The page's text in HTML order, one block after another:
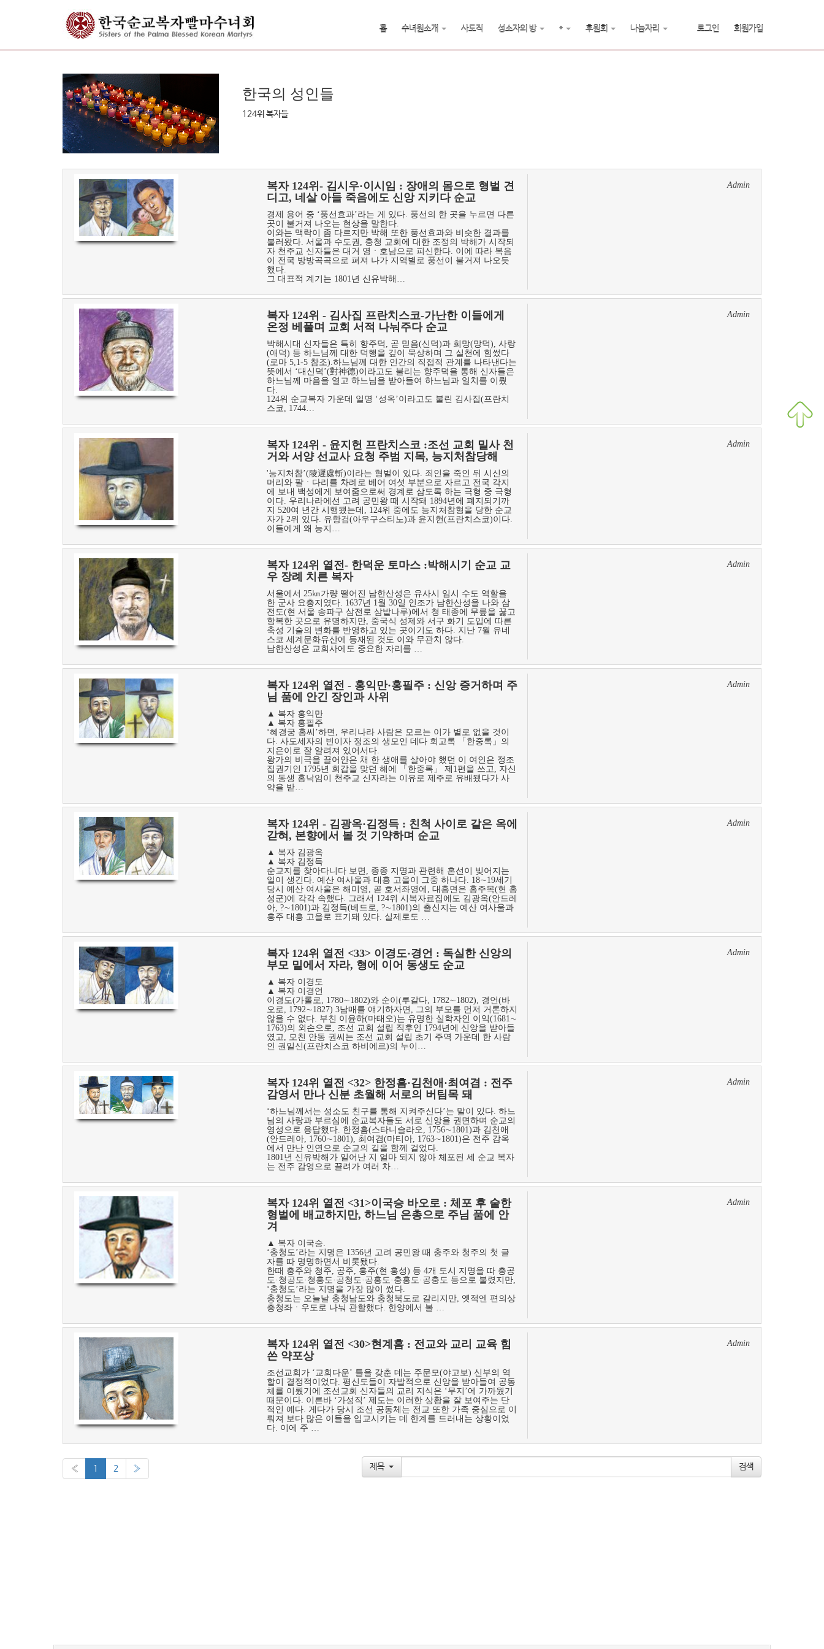
홈 수녀원소개 사도직 성소자의 방 * 후원회 나눔자리 로그인 회원가입
한국의 성인들
124위 복자들
복자 124위- 김시우·이시임 : 장애의 몸으로 형벌 견
디고, 네살 아들 죽음에도 신앙 지키다 순교
경제 용어 중 ‘풍선효과’라는 게 있다. 풍선의 한 곳을 누르면 다른
곳이 불거져 나오는 현상을 말한다.
이와는 맥락이 좀 다르지만 박해 또한 풍선효과와 비슷한 결과를
불러왔다. 서울과 수도권, 충청 교회에 대한 조정의 박해가 시작되
자 천주교 신자들은 대거 영ㆍ호남으로 피신한다. 이에 따라 복음
이 전국 방방곡곡으로 퍼져 나가 지역별로 풍선이 불거져 나오듯
했다.
그 대표적 계기는 1801년 신유박해…
Admin
복자 124위 - 김사집 프란치스코-가난한 이들에게
온정 베풀며 교회 서적 나눠주다 순교
박해시대 신자들은 특히 향주덕, 곧 믿음(신덕)과 희망(망덕), 사랑
(애덕) 등 하느님께 대한 덕행을 깊이 묵상하며 그 실천에 힘썼다
(로마 5,1-5 참조).하느님께 대한 인간의 직접적 관계를 나타낸다는
뜻에서 ‘대신덕’(對神德)이라고도 불리는 향주덕을 통해 신자들은
하느님께 마음을 열고 하느님을 받아들여 하느님과 일치를 이뤘
다.
124위 순교복자 가운데 일명 ‘성옥’이라고도 불린 김사집(프란치
스코, 1744…
Admin
복자 124위 - 윤지헌 프란치스코 :조선 교회 밀사 천
거와 서양 선교사 요청 주범 지목, 능지처참당해
'능지처참’(陵遲處斬)이라는 형벌이 있다. 죄인을 죽인 뒤 시신의
머리와 팔ㆍ다리를 차례로 베어 여섯 부분으로 자르고 전국 각지
에 보내 백성에게 보여줌으로써 경계로 삼도록 하는 극형 중 극형
이다. 우리나라에선 고려 공민왕 때 시작돼 1894년에 폐지되기까
지 520여 년간 시행됐는데, 124위 중에도 능지처참형을 당한 순교
자가 2위 있다. 유항검(아우구스티노)과 윤지헌(프란치스코)이다.
이들에게 왜 능지…
Admin
복자 124위 열전- 한덕운 토마스 :박해시기 순교 교
우 장례 치른 복자
서울에서 25㎞가량 떨어진 남한산성은 유사시 임시 수도 역할을
한 군사 요충지였다. 1637년 1월 30일 인조가 남한산성을 나와 삼
전도(현 서울 송파구 삼전로 삼밭나루)에서 청 태종에 무릎을 꿇고
항복한 곳으로 유명하지만, 중국식 성제와 서구 화기 도입에 따른
축성 기술의 변화를 반영하고 있는 곳이기도 하다. 지난 7월 유네
스코 세계문화유산에 등재된 것도 이와 무관치 않다.
남한산성은 교회사에도 중요한 자리를 …
Admin
복자 124위 열전 - 홍익만·홍필주 : 신앙 증거하며 주
님 품에 안긴 장인과 사위
▲ 복자 홍익만
▲ 복자 홍필주
‘혜경궁 홍씨’하면, 우리나라 사람은 모르는 이가 별로 없을 것이
다. 사도세자의 빈이자 정조의 생모인 데다 회고록 「한중록」의
지은이로 잘 알려져 있어서다.
왕가의 비극을 끌어안은 채 한 생애를 살아야 했던 이 여인은 정조
집권기인 1795년 회갑을 맞던 해에 「한중록」 제1편을 쓰고, 자신
의 동생 홍낙임이 천주교 신자라는 이유로 제주로 유배됐다가 사
약을 받…
Admin
복자 124위 - 김광옥·김정득 : 친척 사이로 같은 옥에
갇혀, 본향에서 볼 것 기약하며 순교
▲ 복자 김광옥
▲ 복자 김정득
순교지를 찾아다니다 보면, 종종 지명과 관련해 혼선이 빚어지는
일이 생긴다. 예산 여사울과 대흥 고을이 그중 하나다. 18∼19세기
당시 예산 여사울은 해미영, 곧 호서좌영에, 대흥면은 홍주목(현 홍
성군)에 각각 속했다. 그래서 124위 시복자료집에도 김광옥(안드레
아, ?∼1801)과 김정득(베드로, ?∼1801)의 출신지는 예산 여사울과
홍주 대흥 고을로 표기돼 있다. 실제로도 …
Admin
복자 124위 열전 <33> 이경도·경언 : 독실한 신앙의
부모 밑에서 자라, 형에 이어 동생도 순교
▲ 복자 이경도
▲ 복자 이경언
이경도(가롤로, 1780∼1802)와 순이(루갈다, 1782∼1802), 경언(바
오로, 1792∼1827) 3남매를 얘기하자면, 그의 부모를 먼저 거론하지
않을 수 없다. 부친 이윤하(마태오)는 유명한 실학자인 이익(1681∼
1763)의 외손으로, 조선 교회 설립 직후인 1794년에 신앙을 받아들
였고, 모친 안동 권씨는 조선 교회 설립 초기 주역 가운데 한 사람
인 권일신(프란치스코 하비에르)의 누이…
Admin
복자 124위 열전 <32> 한정흠·김천애·최여겸 : 전주
감영서 만나 신분 초월해 서로의 버팀목 돼
‘하느님께서는 성소도 친구를 통해 지켜주신다’는 말이 있다. 하느
님의 사랑과 부르심에 순교복자들도 서로 신앙을 권면하며 순교의
영성으로 응답했다. 한정흠(스타니슬라오, 1756∼1801)과 김천애
(안드레아, 1760∼1801), 최여겸(마티아, 1763∼1801)은 전주 감옥
에서 만난 인연으로 순교의 길을 함께 걸었다.
1801년 신유박해가 일어난 지 얼마 되지 않아 체포된 세 순교 복자
는 전주 감영으로 끌려가 여러 차…
Admin
복자 124위 열전 <31>이국승 바오로 : 체포 후 숱한
형벌에 배교하지만, 하느님 은총으로 주님 품에 안
겨
▲ 복자 이국승.
‘충청도’라는 지명은 1356년 고려 공민왕 때 충주와 청주의 첫 글
자를 따 명명하면서 비롯됐다.
한때 충주와 청주, 공주, 홍주(현 홍성) 등 4개 도시 지명을 따 충공
도·청공도·청홍도·공청도·공홍도·충홍도·공충도 등으로 불렸지만,
‘충청도’라는 지명을 가장 많이 썼다.
충청도는 오늘날 충청남도와 충청북도로 갈리지만, 옛적엔 편의상
충청좌ㆍ우도로 나눠 관할했다. 한양에서 볼 …
Admin
복자 124위 열전 <30>현계흠 : 전교와 교리 교육 힘
쓴 약포상
조선교회가 ‘교회다운’ 틀을 갖춘 데는 주문모(야고보) 신부의 역
할이 결정적이었다. 평신도들이 자발적으로 신앙을 받아들여 공동
체를 이뤘기에 조선교회 신자들의 교리 지식은 ‘무지’에 가까웠기
때문이다. 이른바 ‘가성직’ 제도는 이러한 상황을 잘 보여주는 단
적인 예다. 게다가 당시 조선 공동체는 전교 또한 가족 중심으로 이
뤄져 보다 많은 이들을 입교시키는 데 한계를 드러내는 상황이었
다. 이에 주 …
Admin
« 1 2 » 제목